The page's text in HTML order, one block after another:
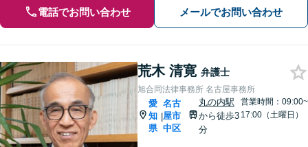
電話でお問い合わせ メールでお問い合わせ
荒木 清寛 弁護士
旭合同法律事務所 名古屋事務所
愛
知
県
|
名古
屋市
中区
丸の内駅
から徒歩3
分
営業時間：09:00~
17:00（土曜日）